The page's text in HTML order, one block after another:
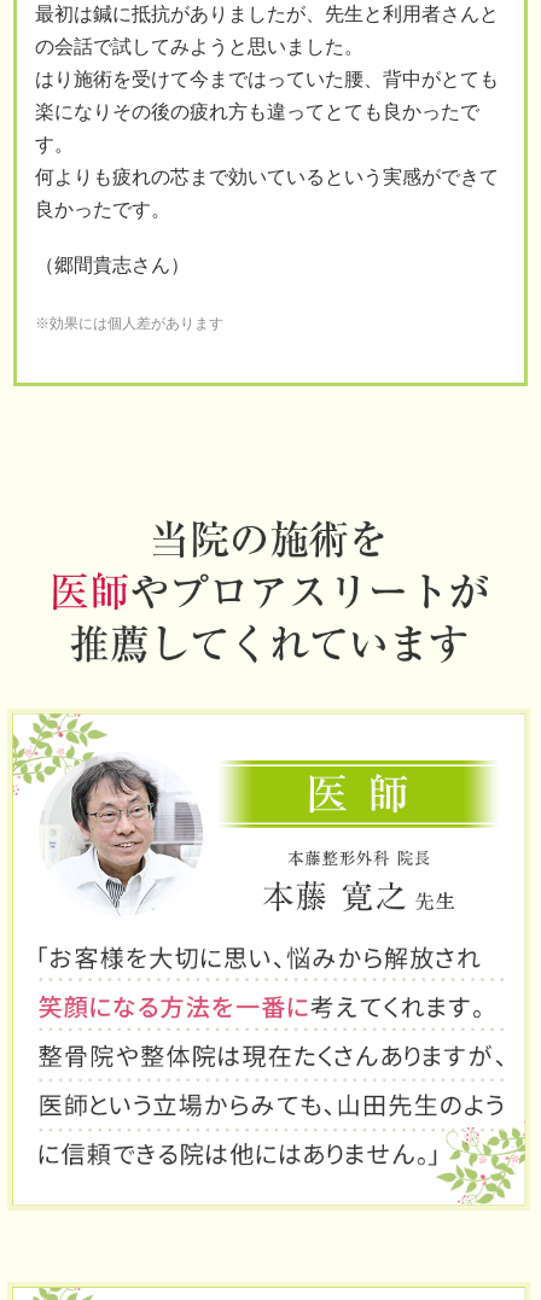
最初は鍼に抵抗がありましたが、先生と利用者さんと
の会話で試してみようと思いました。
はり施術を受けて今まではっていた腰、背中がとても
楽になりその後の疲れ方も違ってとても良かったで
す。
何よりも疲れの芯まで効いているという実感ができて
良かったです。
（郷間貴志さん）
※効果には個人差があります